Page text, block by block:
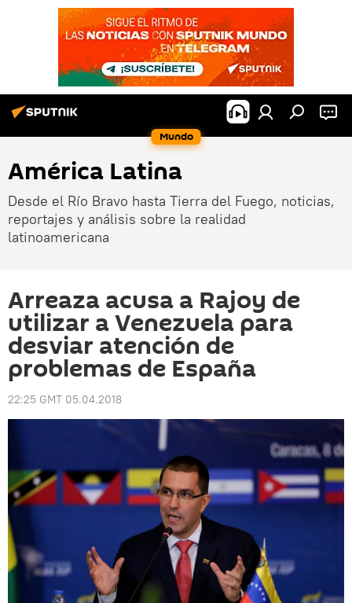
Mundo
América Latina
Desde el Río Bravo hasta Tierra del Fuego, noticias,
reportajes y análisis sobre la realidad
latinoamericana
Arreaza acusa a Rajoy de
utilizar a Venezuela para
desviar atención de
problemas de España
22:25 GMT 05.04.2018